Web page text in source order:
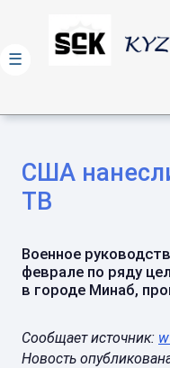
США
ТВ
Военное
феврале по ряду
в городе Минаб,
Сообщает источник:
Новость
☰